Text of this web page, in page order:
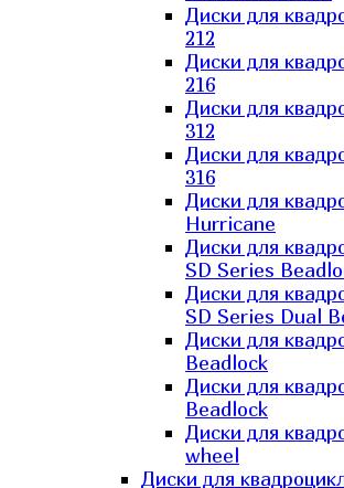
Диски для
212
Диски для
216
Диски для
312
Диски для
316
Диски для
Hurricane
Диски для
SD Series
Диски для
SD Series Dual
Диски для
Beadlock
Диски для
Beadlock
Диски для
wheel
Диски для